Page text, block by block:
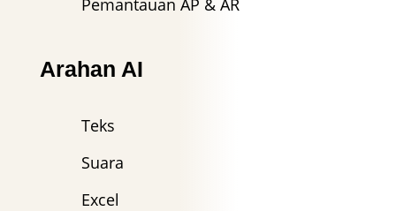
Pemantauan AP & AR
Arahan AI
Teks
Suara
Excel